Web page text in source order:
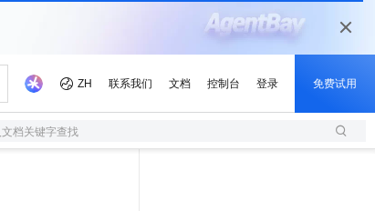
档关键字查找